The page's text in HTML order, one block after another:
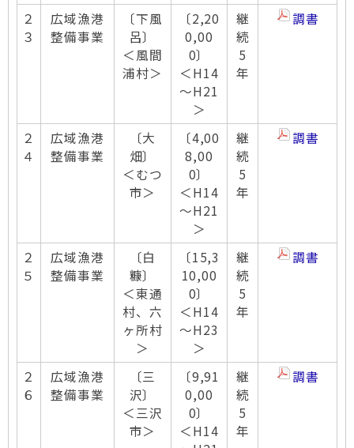
２
３
広域漁港
整備事業
〔下風
呂〕
＜風間
浦村＞
〔2,20
0,00
0〕
＜H14
～H21
＞
継
続
5
年
調書
２
４
広域漁港
整備事業
〔大
畑〕
＜むつ
市＞
〔4,00
8,00
0〕
＜H14
～H21
＞
継
続
5
年
調書
２
５
広域漁港
整備事業
〔白
糠〕
＜東通
村、六
ヶ所村
＞
〔15,3
10,00
0〕
＜H14
～H23
＞
継
続
5
年
調書
２
６
広域漁港
整備事業
〔三
沢〕
＜三沢
市＞
〔9,91
0,00
0〕
＜H14
継
続
5
年
調書